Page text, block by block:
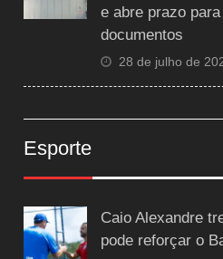
e abre prazo
documentos
28 de julho de
Esporte
Caio Alexandre
pode reforçar o